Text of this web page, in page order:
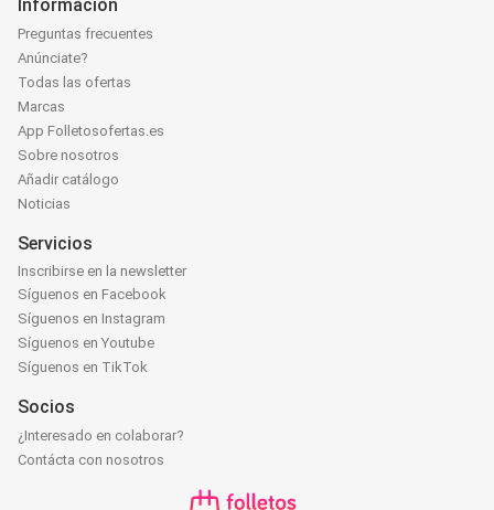
Información
Preguntas frecuentes
Anúnciate?
Todas las ofertas
Marcas
App Folletosofertas.es
Sobre nosotros
Añadir catálogo
Noticias
Servicios
Inscribirse en la newsletter
Síguenos en Facebook
Síguenos en Instagram
Síguenos en Youtube
Síguenos en TikTok
Socios
¿Interesado en colaborar?
Contácta con nosotros